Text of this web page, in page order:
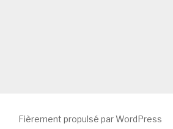
Fièrement propulsé par WordPress